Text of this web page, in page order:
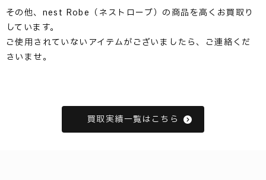
その他、nest Robe（ネストローブ）の商品を高くお買取り
しています。
ご使用されていないアイテムがございましたら、ご連絡くだ
さいませ。
買取実績一覧はこちら